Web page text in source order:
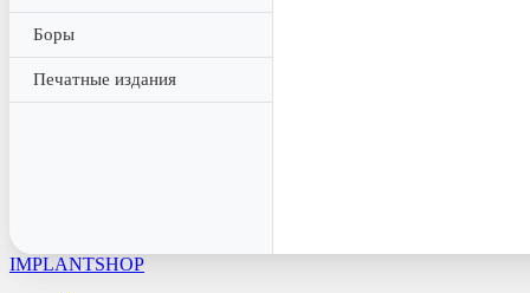
Боры
Печатные издания
IMPLANTSHOP